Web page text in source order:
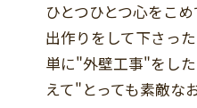
ひとつひとつ心をこ
出作りをして下さった
単に"外壁工事"をし
えて"とっても素敵な